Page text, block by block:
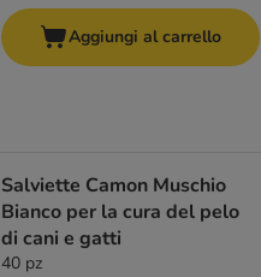
Aggiungi al carrello
Salviette Camon Muschio
Bianco per la cura del pelo
di cani e gatti
40 pz